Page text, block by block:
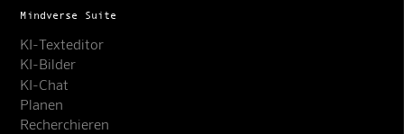
Mindverse Suite
KI-Texteditor
KI-Bilder
KI-Chat
Planen
Recherchieren